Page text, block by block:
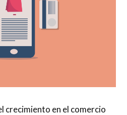
crecimiento en el comercio